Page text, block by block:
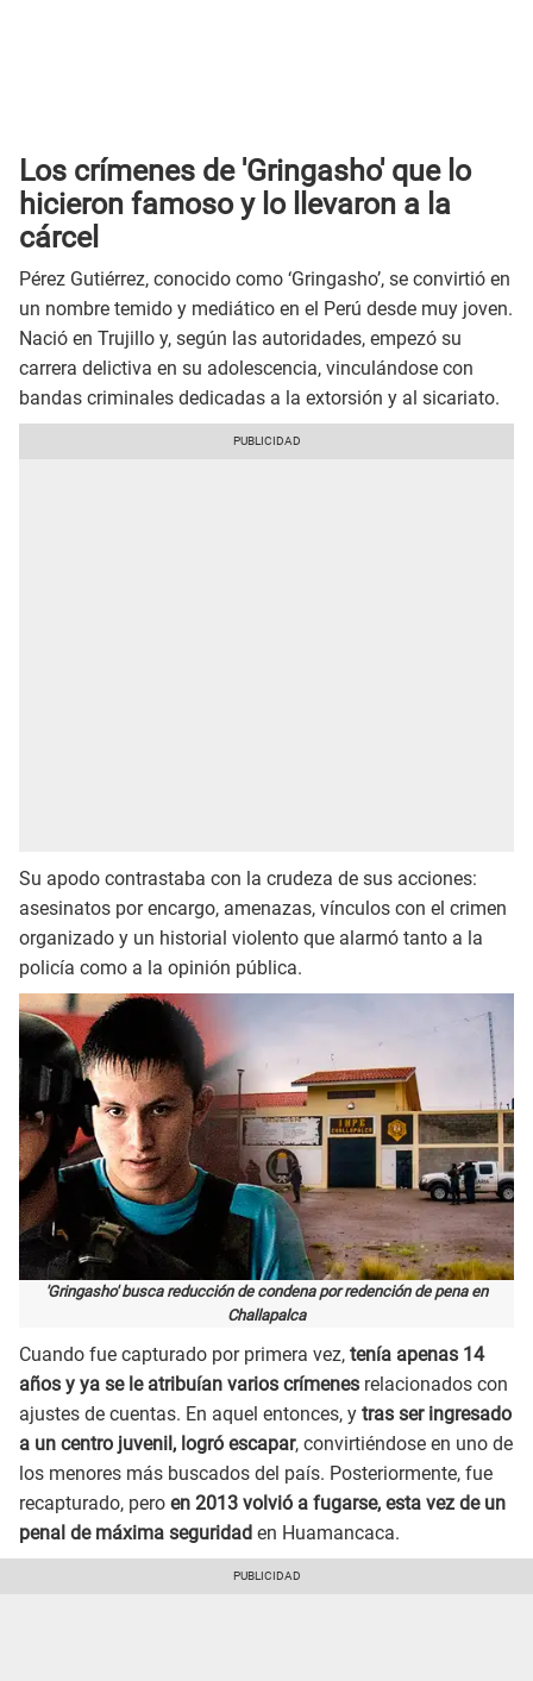
Los crímenes de 'Gringasho' que lo
hicieron famoso y lo llevaron a la
cárcel
Pérez Gutiérrez, conocido como ‘Gringasho’, se convirtió en
un nombre temido y mediático en el Perú desde muy joven.
Nació en Trujillo y, según las autoridades, empezó su
carrera delictiva en su adolescencia, vinculándose con
bandas criminales dedicadas a la extorsión y al sicariato.
Su apodo contrastaba con la crudeza de sus acciones:
asesinatos por encargo, amenazas, vínculos con el crimen
organizado y un historial violento que alarmó tanto a la
policía como a la opinión pública.
'Gringasho' busca reducción de condena por redención de pena en
Challapalca
Cuando fue capturado por primera vez, tenía apenas 14
años y ya se le atribuían varios crímenes relacionados con
ajustes de cuentas. En aquel entonces, y tras ser ingresado
a un centro juvenil, logró escapar, convirtiéndose en uno de
los menores más buscados del país. Posteriormente, fue
recapturado, pero en 2013 volvió a fugarse, esta vez de un
penal de máxima seguridad en Huamancaca.